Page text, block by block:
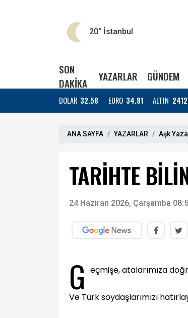
20° İstanbul
SON
DAKİKA
YAZARLAR GÜNDEM
DOLAR 32.58 EURO 34.81 ALTIN
ANA SAYFA YAZARLAR Aşk
TARİHTE
24 Haziran 2026, Çarşamba
G eçmişe, atalarımıza
Ve Türk soydaşlarımızı